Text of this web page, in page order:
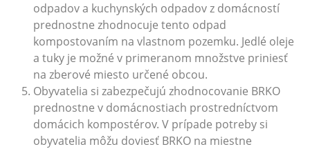
odpadov a kuchynských odpadov z domácností
prednostne zhodnocuje tento odpad
kompostovaním na vlastnom pozemku. Jedlé oleje
a tuky je možné v primeranom množstve priniesť
na zberové miesto určené obcou.
Obyvatelia si zabezpečujú zhodnocovanie BRKO
prednostne v domácnostiach prostredníctvom
domácich kompostérov. V prípade potreby si
obyvatelia môžu doviesť BRKO na miestne